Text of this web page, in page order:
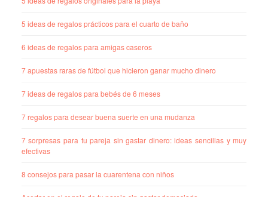
5 ideas de regalos prácticos para el cuarto de baño
6 ideas de regalos para amigas caseros
7 apuestas raras de fútbol que hicieron ganar mucho dinero
7 ideas de regalos para bebés de 6 meses
7 regalos para desear buena suerte en una mudanza
7 sorpresas para tu pareja sin gastar dinero: ideas sencillas y muy
efectivas
8 consejos para pasar la cuarentena con niños